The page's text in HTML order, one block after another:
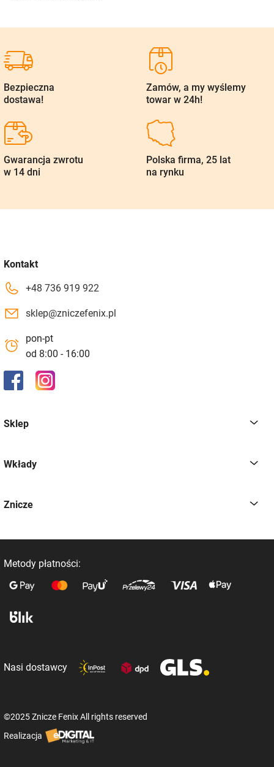
Bezpieczna
dostawa!
Zamów, a my wyślemy
towar w 24h!
Gwarancja zwrotu
w 14 dni
Polska firma, 25 lat
na rynku
Kontakt
+48 736 919 922
sklep@zniczefenix.pl
pon-pt
od 8:00 - 16:00
Sklep
Wkłady
Znicze
Metody płatności:
Nasi dostawcy
©2025 Znicze Fenix All rights reserved
Realizacja